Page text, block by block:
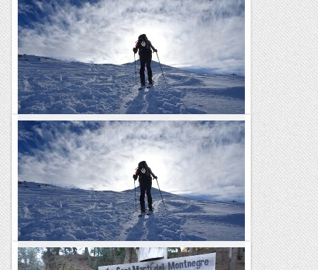
Esquí de muntanya al Coll de Pimorent
Encetem temporada de foques a l'entorn del Coll de
Pimorent. Dissabte, a la Mina (11 km, 800+, S2) i diumenge,
al Pedrons (8 km, 820+, S2) . Prou tolerable aquest últim,...
Passamuntanyes
Esquí de muntanya al Coll de Pimorent